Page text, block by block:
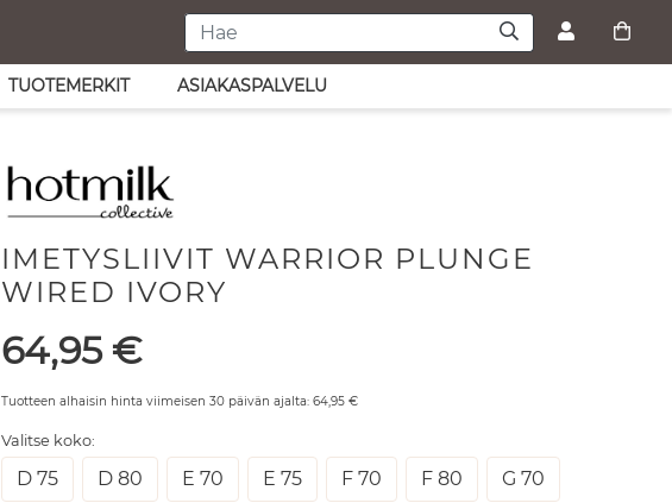
TUOTEMERKIT ASIAKASPALVELU
IMETYSLIIVIT WARRIOR PLUNGE
WIRED IVORY
Hinta
64,95 €
Tuotteen alhaisin hinta viimeisen 30 päivän ajalta:64,95 €
Valitse koko:
D 75 D 80 E 70 E 75 F 70 F 80 G 70